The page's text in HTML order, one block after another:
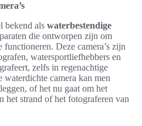
bekend als waterbestendige
die ontworpen zijn om
functioneren. Deze camera’s zijn
watersportliefhebbers en
zelfs in regenachtige
waterdichte camera kan men
of het nu gaat om het
het strand of het fotograferen van